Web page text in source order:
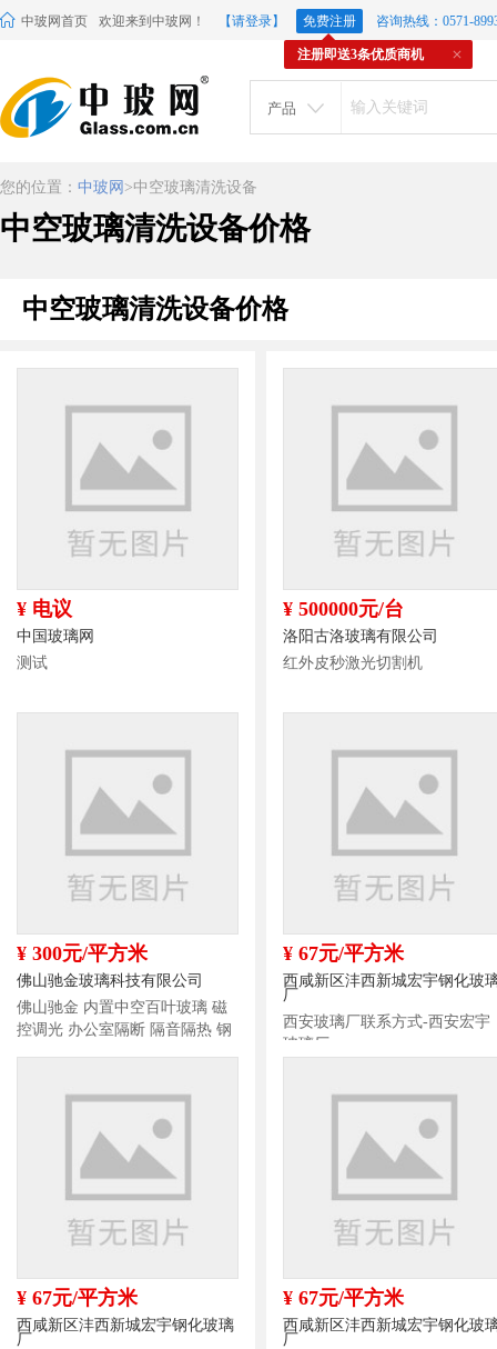
中玻网首页 欢迎来到中玻网！ 【请登录】 免费注册 咨询热线：0571-
注册即送3条优质商机
产品
您的位置： 中玻网 >中空玻璃清洗设备
中空玻璃清洗设备价格
中空玻璃清洗设备价格
¥ 电议
中国玻璃网
测试
¥ 500000元/台
洛阳古洛玻璃有限公司
红外皮秒激光切割机
¥ 300元/平方米
佛山驰金玻璃科技有限公司
佛山驰金 内置中空百叶玻璃 磁
控调光 办公室隔断 隔音隔热 钢
¥ 67元/平方米
西咸新区沣西新城宏宇钢化玻
厂
西安玻璃厂联系方式-西安宏宇
玻璃厂
¥ 67元/平方米
西咸新区沣西新城宏宇钢化玻璃
厂
¥ 67元/平方米
西咸新区沣西新城宏宇钢化玻
厂